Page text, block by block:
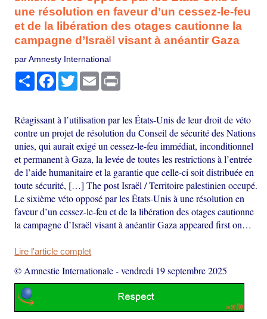
une résolution en faveur d’un cessez-le-feu
et de la libération des otages cautionne la
campagne d’Israël visant à anéantir Gaza
par Amnesty International
PartagerFacebook
TwitterEmail
Réagissant à l’utilisation par les États-Unis de leur droit de véto
contre un projet de résolution du Conseil de sécurité des Nations
unies, qui aurait exigé un cessez-le-feu immédiat, inconditionnel
et permanent à Gaza, la levée de toutes les restrictions à l’entrée
de l’aide humanitaire et la garantie que celle-ci soit distribuée en
toute sécurité, […] The post Israël / Territoire palestinien occupé.
Le sixième véto opposé par les États-Unis à une résolution en
faveur d’un cessez-le-feu et de la libération des otages cautionne
la campagne d’Israël visant à anéantir Gaza appeared first on…
Lire l'article complet
© Amnestie Internationale-vendredi 19 septembre 2025